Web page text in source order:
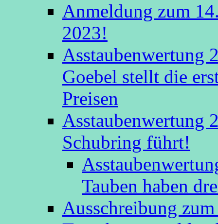
Anmeldung zum
2023!
Asstaubenwertung
Goebel stellt die
Preisen
Asstaubenwertung
Schubring führt!
Tauben haben
Ausschreibung